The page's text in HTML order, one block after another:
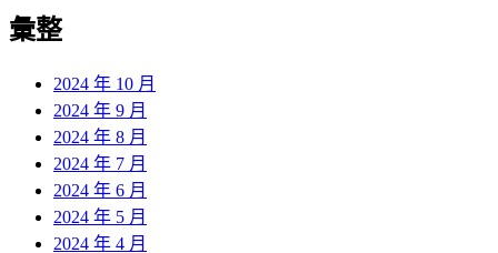
彙整
2024 年 10 月
2024 年 9 月
2024 年 8 月
2024 年 7 月
2024 年 6 月
2024 年 5 月
2024 年 4 月